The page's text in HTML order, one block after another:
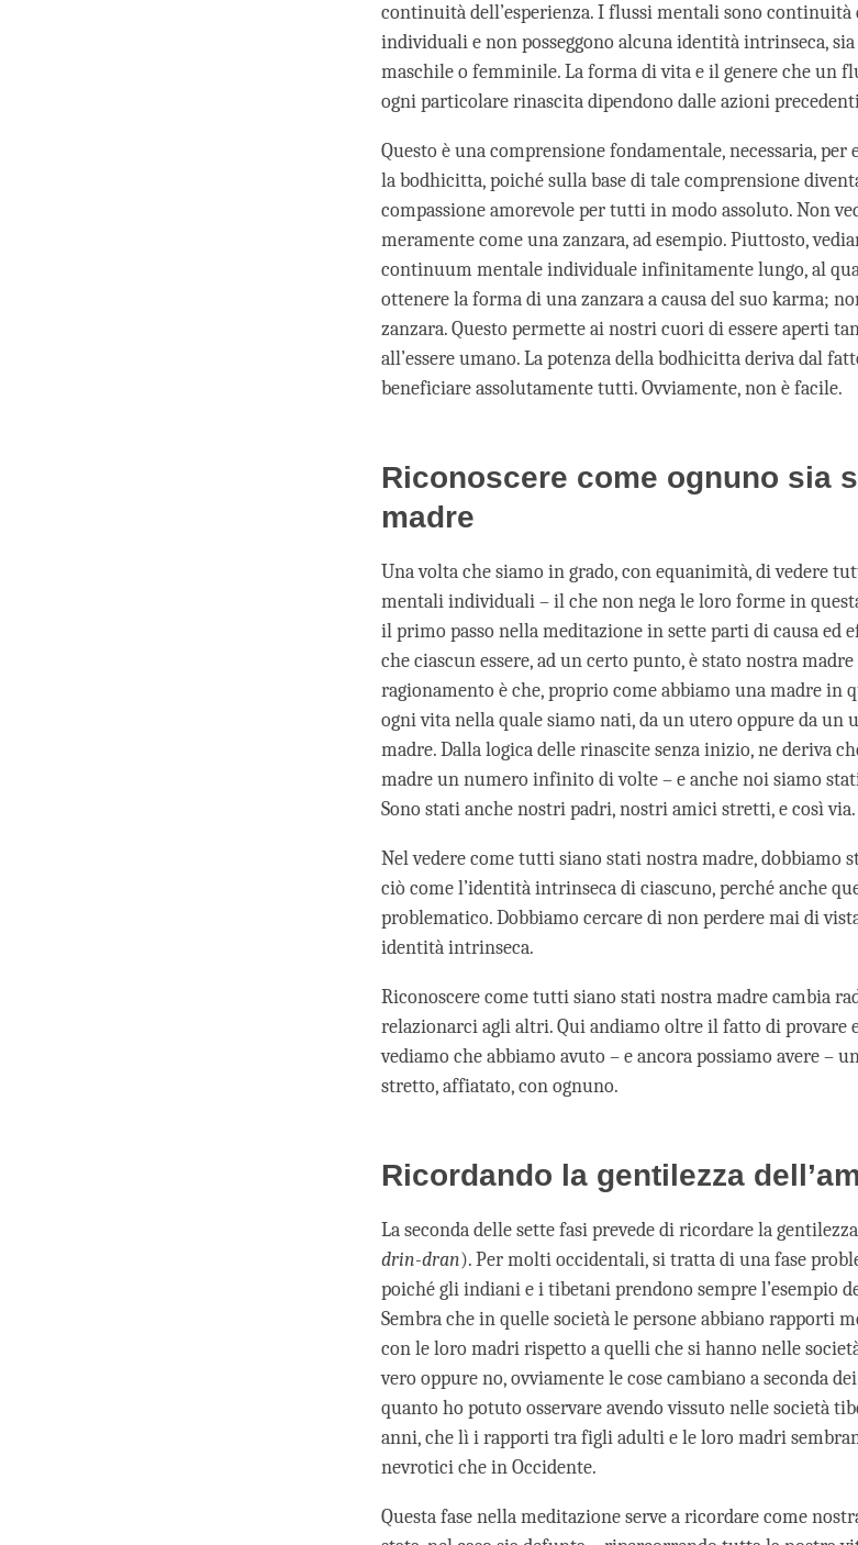
continuità dell’esperienza. I flussi mentali sono continuità
individuali e non posseggono alcuna identità intrinseca, sia
maschile o femminile. La forma di vita e il genere che un
ogni particolare rinascita dipendono dalle azioni
Questo è una comprensione fondamentale, necessaria, per
la bodhicitta, poiché sulla base di tale comprensione
compassione amorevole per tutti in modo assoluto. Non
meramente come una zanzara, ad esempio. Piuttosto,
continuum mentale individuale infinitamente lungo, al
ottenere la forma di una zanzara a causa del suo karma;
zanzara. Questo permette ai nostri cuori di essere aperti
all’essere umano. La potenza della bodhicitta deriva dal
beneficiare assolutamente tutti. Ovviamente, non è facile.
Riconoscere come ognuno sia
madre
Una volta che siamo in grado, con equanimità, di vedere
mentali individuali – il che non nega le loro forme in
il primo passo nella meditazione in sette parti di causa ed
che ciascun essere, ad un certo punto, è stato nostra
ragionamento è che, proprio come abbiamo una madre in
ogni vita nella quale siamo nati, da un utero oppure da un
madre. Dalla logica delle rinascite senza inizio, ne deriva
madre un numero infinito di volte – e anche noi siamo
Sono stati anche nostri padri, nostri amici stretti, e così via.
Nel vedere come tutti siano stati nostra madre, dobbiamo
ciò come l’identità intrinseca di ciascuno, perché anche
problematico. Dobbiamo cercare di non perdere mai di
identità intrinseca.
Riconoscere come tutti siano stati nostra madre cambia
relazionarci agli altri. Qui andiamo oltre il fatto di provare
vediamo che abbiamo avuto – e ancora possiamo avere –
stretto, affiatato, con ognuno.
Ricordando la gentilezza
La seconda delle sette fasi prevede di ricordare la
drin-dran). Per molti occidentali, si tratta di una fase
poiché gli indiani e i tibetani prendono sempre l’esempio
Sembra che in quelle società le persone abbiano rapporti
con le loro madri rispetto a quelli che si hanno nelle
vero oppure no, ovviamente le cose cambiano a seconda
quanto ho potuto osservare avendo vissuto nelle società
anni, che lì i rapporti tra figli adulti e le loro madri
nevrotici che in Occidente.
Questa fase nella meditazione serve a ricordare come